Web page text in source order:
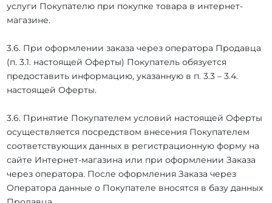
услуги Покупателю при покупке товара в интернет-
магазине.
3.6. При оформлении заказа через оператора Продавца
(п. 3.1. настоящей Оферты) Покупатель обязуется
предоставить информацию, указанную в п. 3.3 – 3.4.
настоящей Оферты.
3.6. Принятие Покупателем условий настоящей Оферты
осуществляется посредством внесения Покупателем
соответствующих данных в регистрационную форму на
сайте Интернет-магазина или при оформлении Заказа
через оператора. После оформления Заказа через
Оператора данные о Покупателе вносятся в базу данных